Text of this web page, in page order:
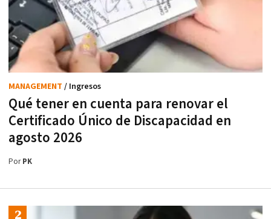
Qué tener en cuenta para renovar el
Certificado Único de Discapacidad en
agosto 2026
MANAGEMENT / Ingresos
PorPK